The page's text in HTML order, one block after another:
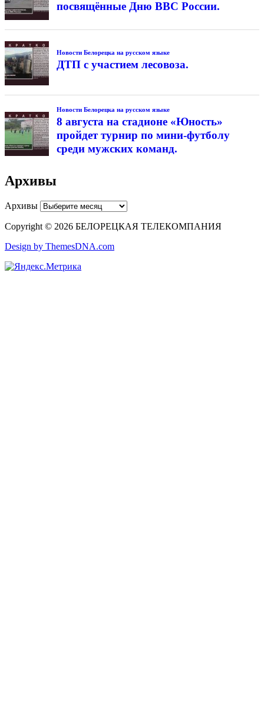
посвящённые Дню ВВС России.
Новости Белорецка на русском языке
ДТП с участием лесовоза.
Новости Белорецка на русском языке
8 августа на стадионе «Юность»
пройдет турнир по мини-футболу
среди мужских команд.
Архивы
Архивы
Copyright © 2026 БЕЛОРЕЦКАЯ ТЕЛЕКОМПАНИЯ
Design by ThemesDNA.com